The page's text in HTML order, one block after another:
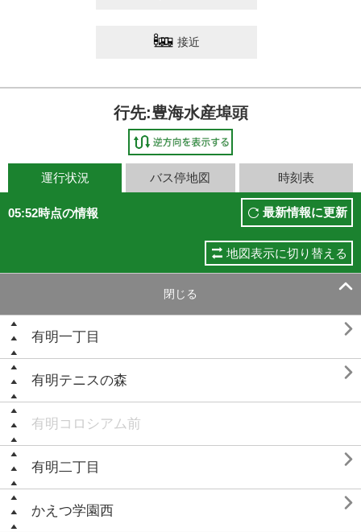
接近
行先:豊海水産埠頭
運行状況 バス停地図 時刻表
05:52時点の情報 最新情報に更新
地図表示に切り替える
閉じる 
有明一丁目 
有明テニスの森 
有明コロシアム前
有明二丁目 
かえつ学園西 